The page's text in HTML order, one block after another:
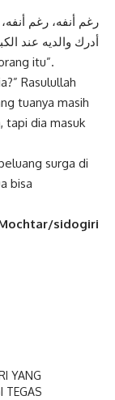
رغم أنفه، رغم
أدرك والديه عند
itu”.
Rasulullah
tuanya masih
tapi dia masuk
surga di
bisa
sidogiri
YANG
TEGAS